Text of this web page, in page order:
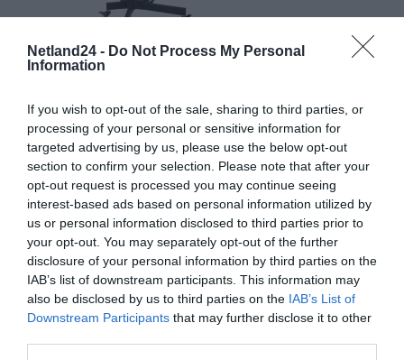
Netland24 - Do Not Process My Personal
Information
If you wish to opt-out of the sale, sharing to third parties, or
processing of your personal or sensitive information for
targeted advertising by us, please use the below opt-out
section to confirm your selection. Please note that after your
opt-out request is processed you may continue seeing
interest-based ads based on personal information utilized by
us or personal information disclosed to third parties prior to
your opt-out. You may separately opt-out of the further
disclosure of your personal information by third parties on the
IAB’s list of downstream participants. This information may
also be disclosed by us to third parties on the IAB’s List of
Downstream Participants that may further disclose it to other